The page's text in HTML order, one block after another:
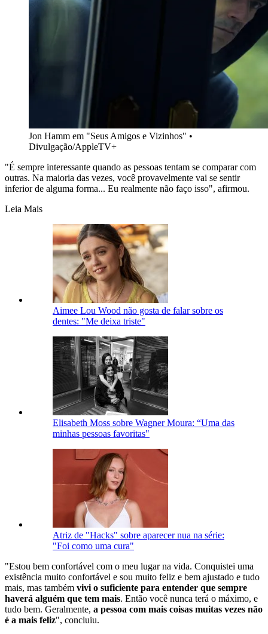
Jon Hamm em "Seus Amigos e Vizinhos" •
Divulgação/AppleTV+
"É sempre interessante quando as pessoas tentam se comparar com
outras. Na maioria das vezes, você provavelmente vai se sentir
inferior de alguma forma... Eu realmente não faço isso", afirmou.
Leia Mais
Aimee Lou Wood não gosta de falar sobre os
dentes: "Me deixa triste"
Elisabeth Moss sobre Wagner Moura: “Uma das
minhas pessoas favoritas"
Atriz de "Hacks" sobre aparecer nua na série:
"Foi como uma cura"
"Estou bem confortável com o meu lugar na vida. Conquistei uma
existência muito confortável e sou muito feliz e bem ajustado e tudo
mais, mas também vivi o suficiente para entender que sempre
haverá alguém que tem mais. Então você nunca terá o máximo, e
tudo bem. Geralmente, a pessoa com mais coisas muitas vezes não
é a mais feliz", concluiu.